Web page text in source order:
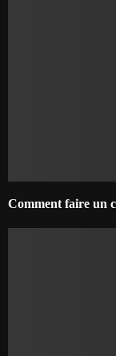
Comment faire un